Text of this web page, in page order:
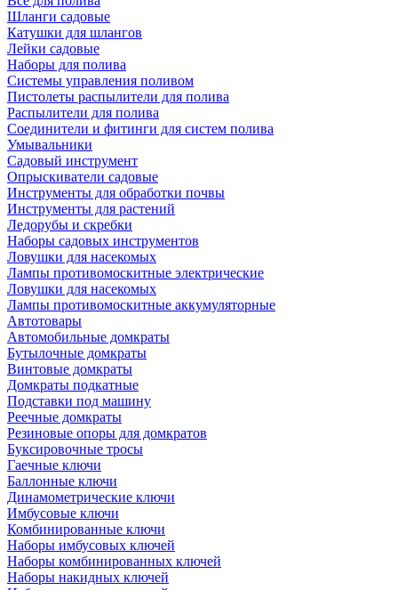
Шланги садовые
Катушки для шлангов
Лейки садовые
Наборы для полива
Системы управления поливом
Пистолеты распылители для полива
Распылители для полива
Соединители и фитинги для систем полива
Умывальники
Садовый инструмент
Опрыскиватели садовые
Инструменты для обработки почвы
Инструменты для растений
Ледорубы и скребки
Наборы садовых инструментов
Ловушки для насекомых
Лампы противомоскитные электрические
Ловушки для насекомых
Лампы противомоскитные аккумуляторные
Автотовары
Автомобильные домкраты
Бутылочные домкраты
Винтовые домкраты
Домкраты подкатные
Подставки под машину
Реечные домкраты
Резиновые опоры для домкратов
Буксировочные тросы
Гаечные ключи
Баллонные ключи
Динамометрические ключи
Имбусовые ключи
Комбинированные ключи
Наборы имбусовых ключей
Наборы комбинированных ключей
Наборы накидных ключей